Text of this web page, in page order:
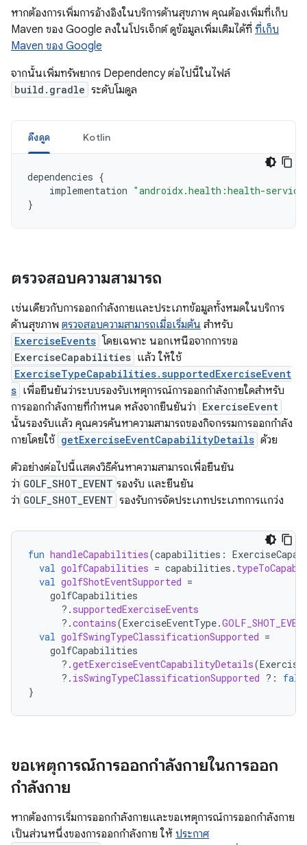
หากต้องการเพิ่มการอ้างอิงในบริการด้านสุขภาพ คุณต้องเพิ่มที่เก็บ
Maven ของ Google ลงในโปรเจ็กต์ ดูข้อมูลเพิ่มเติมได้ที่ ที่เก็บ
Maven ของ Google
จากนั้นเพิ่มทรัพยากร Dependency ต่อไปนี้ในไฟล์
build.gradle ระดับโมดูล
ดึงดูด Kotlin
dependencies {
implementation "androidx.health:health-
}
ตรวจสอบความสามารถ
เช่นเดียวกับการออกกำลังกายและประเภทข้อมูลทั้งหมดในบริการ
ด้านสุขภาพ ตรวจสอบความสามารถเมื่อเริ่มต้น สําหรับ
ExerciseEvents โดยเฉพาะ นอกเหนือจากการขอ
ExerciseCapabilities แล้ว ให้ใช้
ExerciseTypeCapabilities.supportedExerciseEvent
s เพื่อยืนยันว่าระบบรองรับเหตุการณ์การออกกําลังกายใดสําหรับ
การออกกําลังกายที่กําหนด หลังจากยืนยันว่า ExerciseEvent
นั้นรองรับแล้ว คุณควรค้นหาความสามารถของกิจกรรมการออกกำลัง
กายโดยใช้ getExerciseEventCapabilityDetails ด้วย
ตัวอย่างต่อไปนี้แสดงวิธีค้นหาความสามารถเพื่อยืนยัน
ว่า GOLF_SHOT_EVENT รองรับ และยืนยัน
ว่า GOLF_SHOT_EVENT รองรับการจัดประเภทประเภทการแกว่ง
fun handleCapabilities(capabilities :
val golfCapabilities = capabilities .
val golfShotEventSupported =
golfCapabilities
?. supportedExerciseEvents
?.contains(ExerciseEventType.
val golfSwingTypeClassificationSupported =
golfCapabilities
?.getExerciseEventCapabilityDetails(
?. isSwingTypeClassificationSupported ?:
}
ขอเหตุการณ์การออกกำลังกายในการออก
กำลังกาย
หากต้องการเริ่มการออกกำลังกายและขอเหตุการณ์การออกกำลังกาย
เป็นส่วนหนึ่งของการออกกำลังกาย ให้ ประกาศ